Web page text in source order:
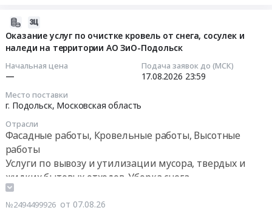
Оказание услуг по очистке кровель от снега, сосулек и
наледи на территории АО ЗиО-Подольск
Начальная цена
—
Подача заявок до (МСК)
17.08.2026 23:59
Место поставки
г. Подольск, Московская область
Отрасли
Фасадные работы, Кровельные работы, Высотные
работы
Услуги по вывозу и утилизации мусора, твердых и
жидких бытовых отходов. Уборка снега
№2494499926 от 07.08.26